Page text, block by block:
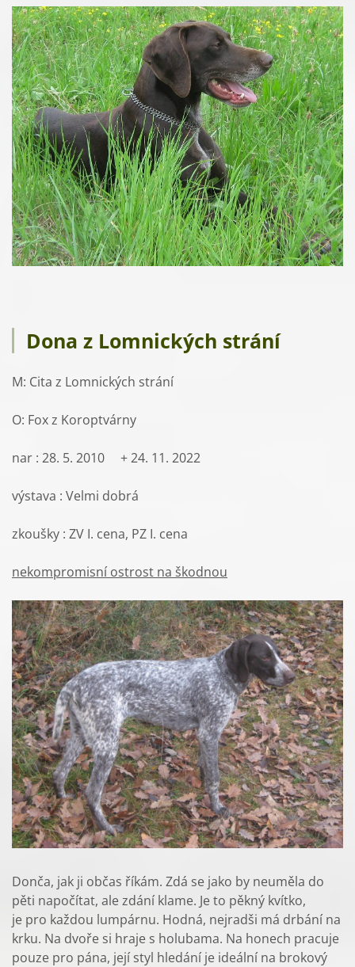
Dona z Lomnických strání
M: Cita z Lomnických strání
O: Fox z Koroptvárny
nar : 28. 5. 2010 + 24. 11. 2022
výstava : Velmi dobrá
zkoušky : ZV I. cena, PZ I. cena
nekompromisní ostrost na škodnou
Donča, jak ji občas říkám. Zdá se jako by neuměla do
pěti napočítat, ale zdání klame. Je to pěkný kvítko,
je pro každou lumpárnu. Hodná, nejradši má drbání na
krku. Na dvoře si hraje s holubama. Na honech pracuje
pouze pro pána, její styl hledání je ideální na brokový